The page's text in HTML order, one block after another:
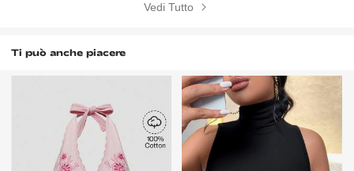
Vedi Tutto
Ti può anche piacere